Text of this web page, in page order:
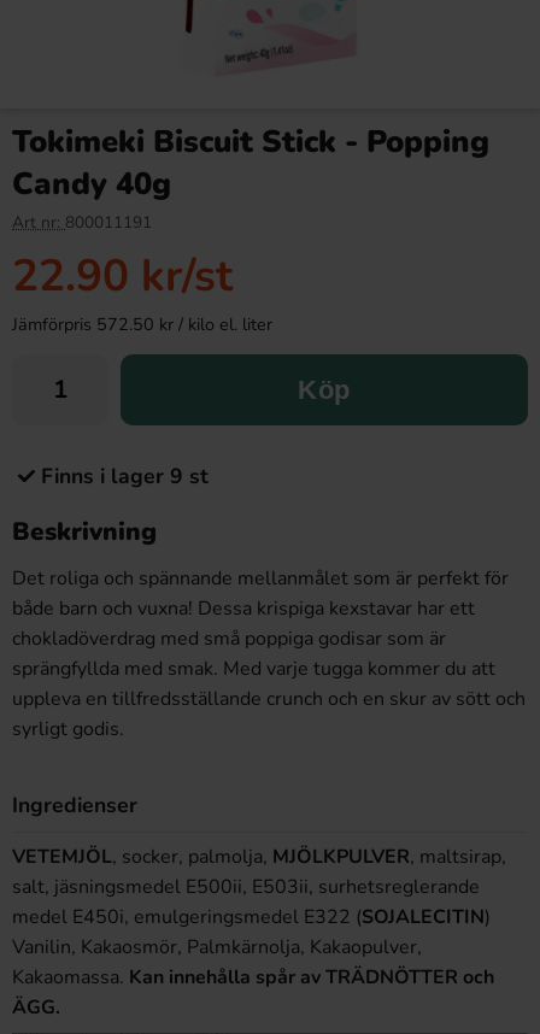
Tokimeki Biscuit Stick - Popping
Candy 40g
Art nr: 800011191
22.90 kr/st
Jämförpris 572.50 kr / kilo el. liter
Köp
Finns i lager 9 st
Beskrivning
Det roliga och spännande mellanmålet som är perfekt för
både barn och vuxna! Dessa krispiga kexstavar har ett
chokladöverdrag med små poppiga godisar som är
sprängfyllda med smak. Med varje tugga kommer du att
uppleva en tillfredsställande crunch och en skur av sött och
syrligt godis.
Ingredienser
VETEMJÖL, socker, palmolja, MJÖLKPULVER, maltsirap,
salt, jäsningsmedel E500ii, E503ii, surhetsreglerande
medel E450i, emulgeringsmedel E322 (SOJALECITIN)
Vanilin, Kakaosmör, Palmkärnolja, Kakaopulver,
Kakaomassa. Kan innehålla spår av TRÄDNÖTTER och
ÄGG.